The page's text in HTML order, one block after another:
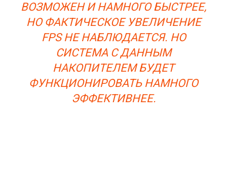
ВОЗМОЖЕН И НАМНОГО БЫСТРЕЕ,
НО ФАКТИЧЕСКОЕ УВЕЛИЧЕНИЕ
FPS НЕ НАБЛЮДАЕТСЯ. НО
СИСТЕМА С ДАННЫМ
НАКОПИТЕЛЕМ БУДЕТ
ФУНКЦИОНИРОВАТЬ НАМНОГО
ЭФФЕКТИВНЕЕ.